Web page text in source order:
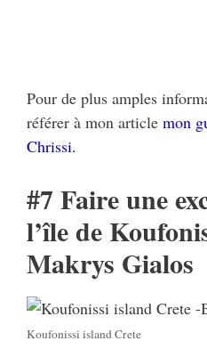
Pour de plus amples
référer à mon article mon
Chrissi.
#7 Faire une
l’île de
Makrys Gialos
Koufonissi island Crete